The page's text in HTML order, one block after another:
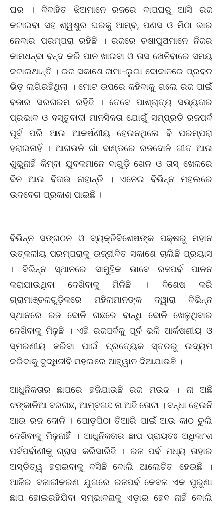
ଘର । ବିବାହିତ ଝିଅମାନେ ରଜରେ ବାପଘରୁ ଆସି ରଜ
କଟାଇବା ସହ ଶ୍ୱଶୁର ଘରକୁ ଆମ୍ବ, ପଣସ ଓ ମିଠା ଭାର
ନେବାର ପରମ୍ପରା ରହିଛି । ରଜରେ ଚଷାପୁଅମାନେ ନିଜର
କାମଧନ୍ଦା ବନ୍ଦ କରି ପାନ ଖାଇବା ଓ ତାସ ଖେଳିବାରେ ସମୟ
କଟାଇଥାନ୍ତି । ରଜ ସକାଶେ ଜାମା-ଲୁଗା ଦୋକାନରେ ପ୍ରବଳ
ଭିଡ଼ ଲାଗିରହିଥିଲା । ମୋଟ ଉପରେ କହିବାକୁ ଗଲେ ରଜ ପାଇଁ
ବଜାର ସରଗରମ ରହିଛି । ତେବେ ପାଶ୍ଚାତ୍ୟ ସଭ୍ୟତାର
ପ୍ରଭାବ ଓ ବସ୍ତୁବାଦୀ ମାନସିକତା ଯୋଗୁଁ ସମ୍ପ୍ରତି ରଜପର୍ବ
ପୂର୍ବ ପରି ଆଉ ଆକର୍ଷଣୀୟ ହେଉନଥିଲେ ବି ପରମ୍ପରା
ହରାଇନାହିଁ । ଆଗଭଳି ଗାଁ ଦାଣ୍ଡରେ ରଜଦୋଳି ଗୀତ ଆଉ
ଶୁଭୁନାହିଁ କିମ୍ବା ଯୁବକମାନେ ବାଗୁଡ଼ି ଖେଳ ଓ ତାସ୍ ଖେଳରେ
ଦିନ ଆଉ ବିତାଉ ନାହାନ୍ତି । ଏନେଇ ବିଭିନ୍ନ ମହଲରେ
ଉଦବେଗ ପ୍ରକାଶ ପାଇଛି ।
ବିଭିନ୍ନ ସଙ୍ଗଠନ ଓ ବ୍ୟକ୍ତିବିଶେଷଙ୍କ ପକ୍ଷରୁ ମହାନ
ଉତ୍କଳୀୟ ପରମ୍ପରାକୁ ଉଜ୍ଜୀବିତ ସକାଶେ ଚାଲିଛି ପ୍ରୟାସ
। ବିଭିନ୍ନ ସ୍ଥାନରେ ସାମୁହିକ ଭାବେ ରଜପର୍ବ ପାଳନ
କରାଯାଉଥିବା ଦେଖିବାକୁ ମିଳିଛି । ବିଶେଷ କରି
ଗ୍ରାମାଞ୍ଚଳଗୁଡ଼ିକରେ ମହିଳାମାନଙ୍କ ଦ୍ୱାରା ବିଭିନ୍ନ
ସ୍ଥାନରେ ରଜ ଦୋଳି ଗଛରେ ବାନ୍ଧି ଦୋଳି ଖେଳୁଥିବାର
ଦେଖିବାକୁ ମିଳୁଛି । ଏହି ରଜପର୍ବକୁ ପୂର୍ବ ଭଳି ଆର୍କଷଣୀୟ ଓ
ସ୍ମରଣୀୟ କରିବା ପାଇଁ ପ୍ରତ୍ୟେକ ସ୍ତରରୁ ଉଦ୍ୟମ
କରିବାକୁ ବୁଦ୍ଧିଜୀବି ମହଲରେ ଆହ୍ୱାନ ଦିଆଯାଉଛି ।
ଆଧୁନିକତାର ଛାପରେ ହଜିଯାଉଛି ରଜ ମଉଜ । ନା ଅଛି
ଝଙ୍କାଳିଆ ବରଗଛ, ଆମ୍ବଗଛ ନା ଅଛି ତୋଟା । ବନ୍ଧା ହେଉନି
ଆଉ ରଜ ଦୋଳି । ପୋଡ଼ପିଠା ତିଆରି ପାଇଁ ଆଉ କାଠ ଚୁଲି
ଦେଖିବାକୁ ମିଳୁନାହିଁ । ଆଧୁନିକତାର ଛାପ ପ୍ରାୟତଃ ଅଧିକାଂଶ
ପର୍ବପର୍ବାଣୀକୁ ଗ୍ରାସ କରିସାରିଛି । ରଜ ପର୍ବ ମଧ୍ୟ ତାହାର
ଅସ୍ତିତ୍ୱ ହରାଇବାକୁ ବସିଛି ବୋଲି ଆଲୋଚିତ ହେଉଛି ।
ଆଜିର ବଜାରୀକରଣ ଯୁଗରେ ରଜପର୍ବ କେବଳ ଏକ ପୁରୁଣା
ଛାପ ହୋଇରହିଯିବା ସମ୍ଭାବନାକୁ ଏଡ଼ାଇ ହେବ ନାହିଁ ବୋଲି